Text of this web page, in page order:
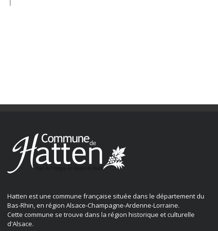
Hatten est une commune française située dans le département du
Bas-Rhin, en région Alsace-Champagne-Ardenne-Lorraine.
Cette commune se trouve dans la région historique et culturelle
d'Alsace.